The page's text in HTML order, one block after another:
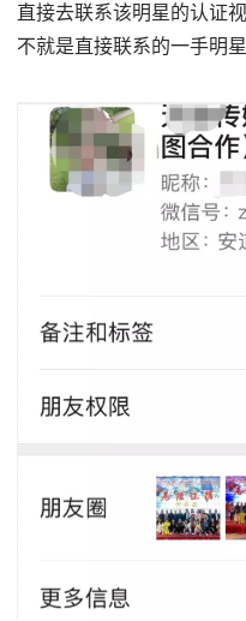
直接去联系该明星的认证
不就是直接联系的一手明星